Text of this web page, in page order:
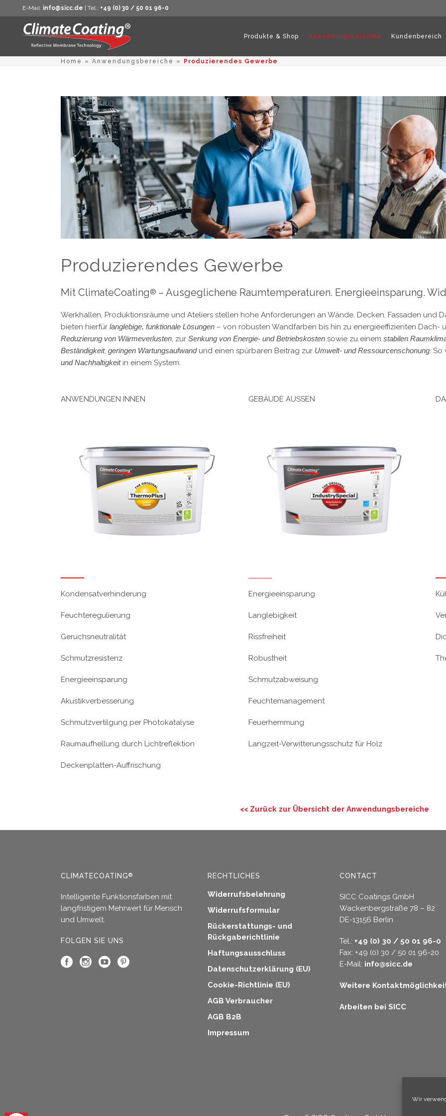
Wir
E-Mail: info@sicc.de | Tel.: +49 (0) 30 / 50 01 96-0
Produkte & Shop Anwendungsbereiche Kundenbereich
Home » Anwendungsbereiche » Produzierendes Gewerbe
Produzierendes Gewerbe
Mit ClimateCoating® – Ausgeglichene Raumtemperaturen. Energieeinsparung.
Werkhallen, Produktionsräume und Ateliers stellen hohe Anforderungen an Wände, Decken, Fassaden und
bieten hierfür langlebige, funktionale Lösungen – von robusten Wandfarben bis hin zu energieeffizienten Dach-
Reduzierung von Wärmeverlusten, zur Senkung von Energie- und Betriebskosten sowie zu einem stabilen
Beständigkeit, geringen Wartungsaufwandund einen spürbaren Beitrag zur Umwelt- und Ressourcenschonung. So
und Nachhaltigkeitin einem System.
ANWENDUNGEN INNEN
Kondensatverhinderung
Feuchteregulierung
Geruchsneutralität
Schmutzresistenz
Energieeinsparung
Akustikverbesserung
Schmutzvertilgung per Photokatalyse
Raumaufhellung durch Lichtreflektion
Deckenplatten-Auffrischung
GEBÄUDE AUSSEN
Energieeinsparung
Langlebigkeit
Rissfreiheit
Robustheit
Schmutzabweisung
Feuchtemanagement
Feuerhemmung
Langzeit-Verwitterungsschutz für Holz
<< Zurück zur Übersicht der Anwendungsbereiche
CLIMATECOATING®
Intelligente Funktionsfarben mit
langfristigem Mehrwert für Mensch
und Umwelt.
FOLGEN SIE UNS
RECHTLICHES
Widerrufsbelehrung
Widerrufsformular
Rückerstattungs- und
Rückgaberichtlinie
Haftungsausschluss
Datenschutzerklärung (EU)
Cookie-Richtlinie (EU)
AGB Verbraucher
AGB B2B
Impressum
CONTACT
SICC Coatings GmbH
Wackenbergstraße 78 – 82
DE-13156 Berlin
Tel.: +49 (0) 30 / 50 01 96-0
Fax: +49 (0) 30 / 50 01 96-20
E-Mail: info@sicc.de
Weitere
Arbeiten bei SICC